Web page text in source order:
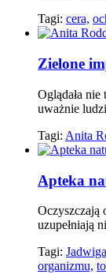
Tagi: cera,
Zielone
Oglądała
uważnie
Tagi: Anita
Apteka
Oczyszczają
uzupełniają
Tagi:
organizmu,